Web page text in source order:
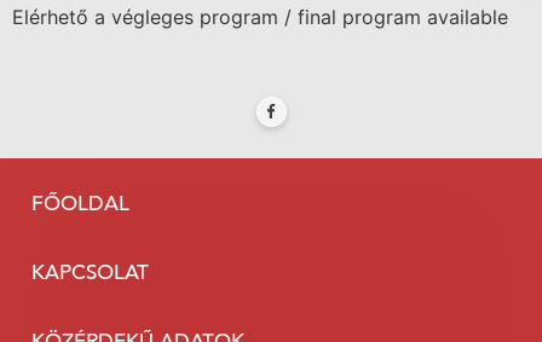
Elérhető a végleges program / final program available
FŐOLDAL
KAPCSOLAT